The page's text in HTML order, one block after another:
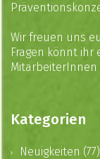
Wir freuen uns
Fragen könnt ihr
MitarbeiterInnen
Kategorien
Neuigkeiten (77)